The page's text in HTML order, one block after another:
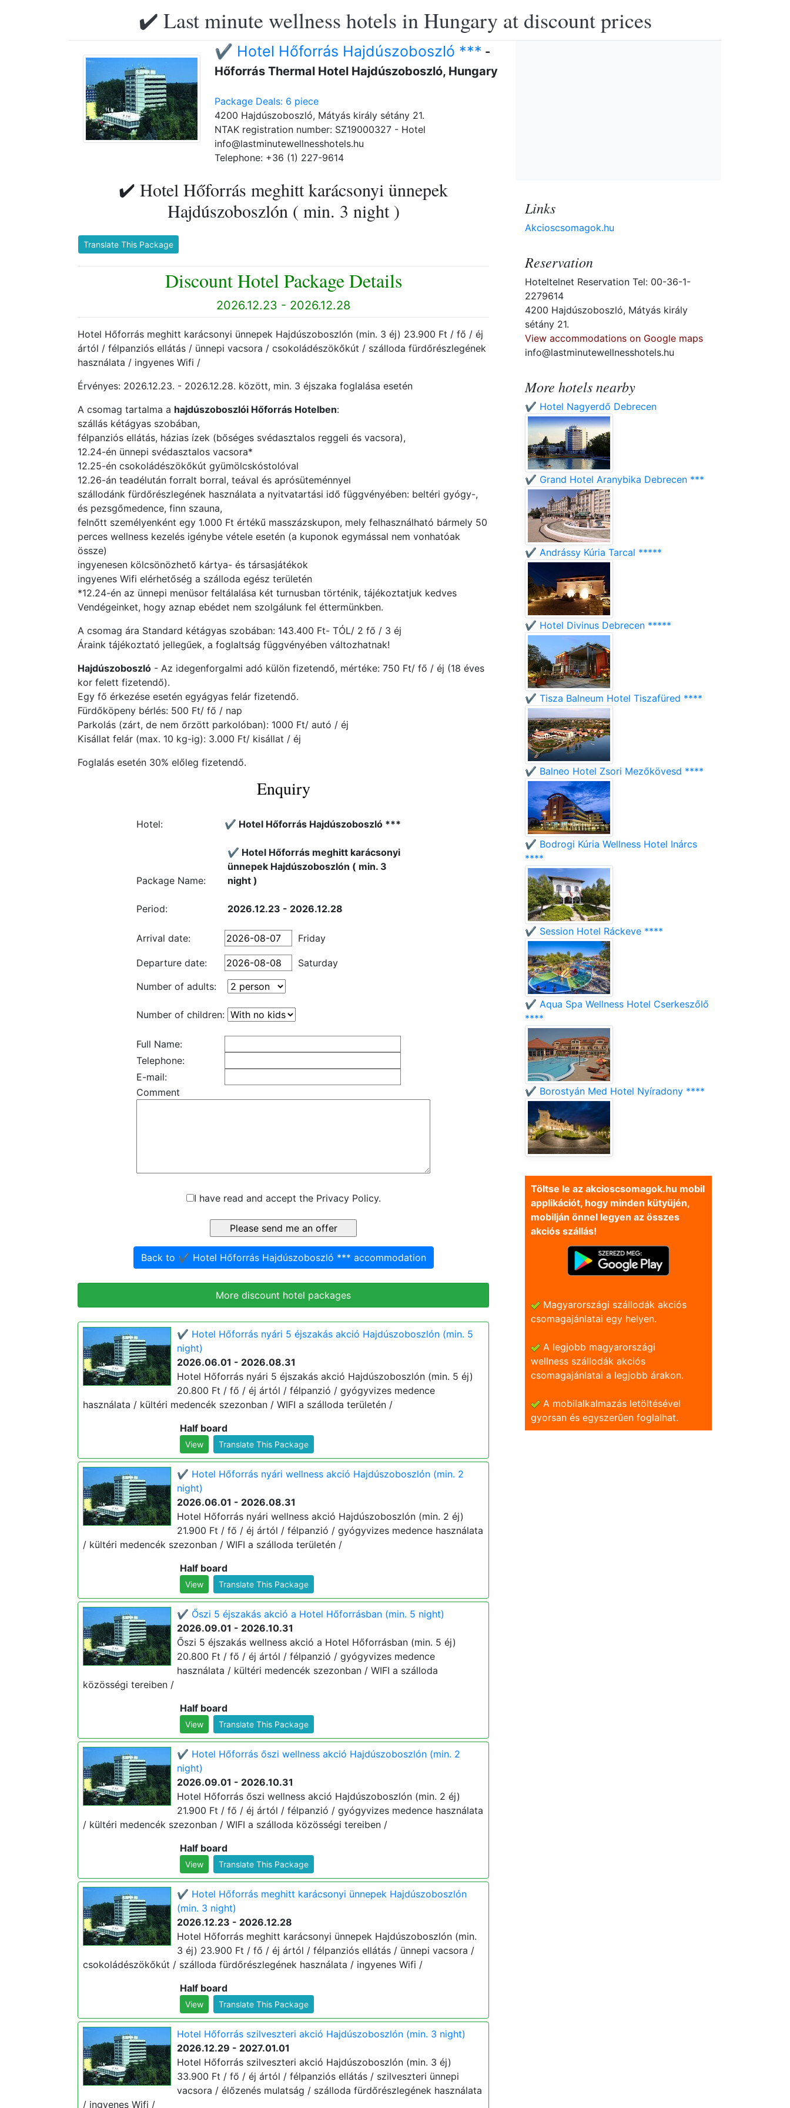
✔️ Last minute wellness hotels in Hungary at discount prices
✔️ Hotel Hőforrás Hajdúszoboszló *** -
Hőforrás Thermal Hotel Hajdúszoboszló, Hungary
Package Deals: 6 piece
4200 Hajdúszoboszló, Mátyás király sétány 21.
NTAK registration number: SZ19000327 - Hotel
info@lastminutewellnesshotels.hu
Telephone: +36 (1) 227-9614
✔️ Hotel Hőforrás meghitt karácsonyi ünnepek
Hajdúszoboszlón ( min. 3 night )
Translate This Package
Discount Hotel Package Details
2026.12.23 - 2026.12.28
Hotel Hőforrás meghitt karácsonyi ünnepek Hajdúszoboszlón (min. 3 éj) 23.900 Ft / fő / éj
ártól / félpanziós ellátás / ünnepi vacsora / csokoládészökőkút / szálloda fürdőrészlegének
használata / ingyenes Wifi /
Érvényes: 2026.12.23. - 2026.12.28. között, min. 3 éjszaka foglalása esetén
A csomag tartalma a hajdúszoboszlói Hőforrás Hotelben:
szállás kétágyas szobában,
félpanziós ellátás, házias ízek (bőséges svédasztalos reggeli és vacsora),
12.24-én ünnepi svédasztalos vacsora*
12.25-én csokoládészökőkút gyümölcskóstolóval
12.26-án teadélután forralt borral, teával és aprósüteménnyel
szállodánk fürdőrészlegének használata a nyitvatartási idő függvényében: beltéri gyógy-,
és pezsgőmedence, finn szauna,
felnőtt személyenként egy 1.000 Ft értékű masszázskupon, mely felhasználható bármely 50
perces wellness kezelés igénybe vétele esetén (a kuponok egymással nem vonhatóak
össze)
ingyenesen kölcsönözhető kártya- és társasjátékok
ingyenes Wifi elérhetőség a szálloda egész területén
*12.24-én az ünnepi menüsor feltálalása két turnusban történik, tájékoztatjuk kedves
Vendégeinket, hogy aznap ebédet nem szolgálunk fel éttermünkben.
A csomag ára Standard kétágyas szobában: 143.400 Ft- TÓL/ 2 fő / 3 éj
Áraink tájékoztató jellegűek, a foglaltság függvényében változhatnak!
Hajdúszoboszló - Az idegenforgalmi adó külön fizetendő, mértéke: 750 Ft/ fő / éj (18 éves
kor felett fizetendő).
Egy fő érkezése esetén egyágyas felár fizetendő.
Fürdőköpeny bérlés: 500 Ft/ fő / nap
Parkolás (zárt, de nem őrzött parkolóban): 1000 Ft/ autó / éj
Kisállat felár (max. 10 kg-ig): 3.000 Ft/ kisállat / éj
Foglalás esetén 30% előleg fizetendő.
Enquiry
Hotel: ✔️ Hotel Hőforrás Hajdúszoboszló ***
Package Name:
✔️ Hotel Hőforrás meghitt karácsonyi
ünnepek Hajdúszoboszlón ( min. 3
night )
Period: 2026.12.23 - 2026.12.28
Arrival date: Friday
Departure date:
Saturday
Number of adults:
Number of children:
Full Name:
Telephone:
E-mail:
Comment
I have read and accept the Privacy Policy.
Back to ✔️ Hotel Hőforrás Hajdúszoboszló *** accommodation
More discount hotel packages
✔️ Hotel Hőforrás nyári 5 éjszakás akció Hajdúszoboszlón (min. 5
night)
2026.06.01 - 2026.08.31
Hotel Hőforrás nyári 5 éjszakás akció Hajdúszoboszlón (min. 5 éj)
20.800 Ft / fő / éj ártól / félpanzió / gyógyvizes medence
használata / kültéri medencék szezonban / WIFI a szálloda területén /
Half board
View Translate This Package
✔️ Hotel Hőforrás nyári wellness akció Hajdúszoboszlón (min. 2
night)
2026.06.01 - 2026.08.31
Hotel Hőforrás nyári wellness akció Hajdúszoboszlón (min. 2 éj)
21.900 Ft / fő / éj ártól / félpanzió / gyógyvizes medence használata
/ kültéri medencék szezonban / WIFI a szálloda területén /
Half board
View Translate This Package
✔️ Őszi 5 éjszakás akció a Hotel Hőforrásban (min. 5 night)
2026.09.01 - 2026.10.31
Őszi 5 éjszakás wellness akció a Hotel Hőforrásban (min. 5 éj)
20.800 Ft / fő / éj ártól / félpanzió / gyógyvizes medence
használata / kültéri medencék szezonban / WIFI a szálloda
közösségi tereiben /
Half board
View Translate This Package
✔️ Hotel Hőforrás őszi wellness akció Hajdúszoboszlón (min. 2
night)
2026.09.01 - 2026.10.31
Hotel Hőforrás őszi wellness akció Hajdúszoboszlón (min. 2 éj)
21.900 Ft / fő / éj ártól / félpanzió / gyógyvizes medence használata
/ kültéri medencék szezonban / WIFI a szálloda közösségi tereiben /
Half board
View Translate This Package
✔️ Hotel Hőforrás meghitt karácsonyi ünnepek Hajdúszoboszlón
(min. 3 night)
2026.12.23 - 2026.12.28
Hotel Hőforrás meghitt karácsonyi ünnepek Hajdúszoboszlón (min.
3 éj) 23.900 Ft / fő / éj ártól / félpanziós ellátás / ünnepi vacsora /
csokoládészökőkút / szálloda fürdőrészlegének használata / ingyenes Wifi /
Half board
View Translate This Package
Hotel Hőforrás szilveszteri akció Hajdúszoboszlón (min. 3 night)
2026.12.29 - 2027.01.01
Hotel Hőforrás szilveszteri akció Hajdúszoboszlón (min. 3 éj)
33.900 Ft / fő / éj ártól / félpanziós ellátás / szilveszteri ünnepi
vacsora / élőzenés mulatság / szálloda fürdőrészlegének használata
/ ingyenes Wifi /
Links
Akcioscsomagok.hu
Reservation
Hoteltelnet Reservation Tel: 00-36-1-
2279614
4200 Hajdúszoboszló, Mátyás király
sétány 21.
View accommodations on Google maps
info@lastminutewellnesshotels.hu
More hotels nearby
✔️ Hotel Nagyerdő Debrecen
✔️ Grand Hotel Aranybika Debrecen ***
✔️ Andrássy Kúria Tarcal *****
✔️ Hotel Divinus Debrecen *****
✔️ Tisza Balneum Hotel Tiszafüred ****
✔️ Balneo Hotel Zsori Mezőkövesd ****
✔️ Bodrogi Kúria Wellness Hotel Inárcs
****
✔️ Session Hotel Ráckeve ****
✔️ Aqua Spa Wellness Hotel Cserkeszőlő
****
✔️ Borostyán Med Hotel Nyíradony ****
Töltse le az akcioscsomagok.hu mobil
applikációt, hogy minden kütyüjén,
mobilján önnel legyen az összes
akciós szállás!
Magyarországi szállodák akciós
csomagajánlatai egy helyen.
A legjobb magyarországi
wellness szállodák akciós
csomagajánlatai a legjobb árakon.
A mobilalkalmazás letöltésével
gyorsan és egyszerũen foglalhat.